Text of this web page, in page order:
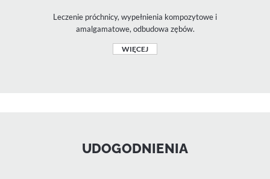
Leczenie próchnicy, wypełnienia kompozytowe i
amalgamatowe, odbudowa zębów.
WIĘCEJ
UDOGODNIENIA